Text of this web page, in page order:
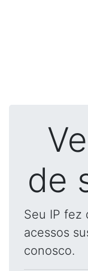
de
Seu IP fez
acessos
conosco.